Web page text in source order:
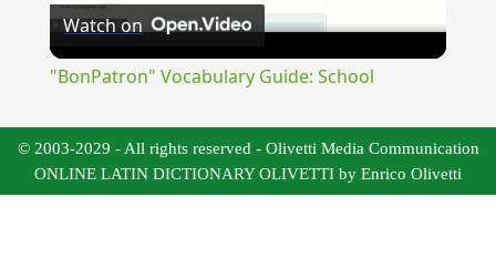
Watch on
"BonPatron" Vocabulary Guide: School
© 2003-2029 - All rights reserved - Olivetti Media Communication
ONLINE LATIN DICTIONARY OLIVETTI by Enrico Olivetti